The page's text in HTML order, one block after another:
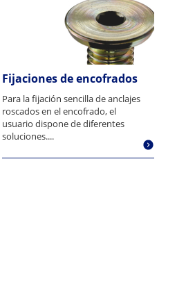
Fijaciones de encofrados
Para la fijación sencilla de anclajes
roscados en el encofrado, el
usuario dispone de diferentes
soluciones....